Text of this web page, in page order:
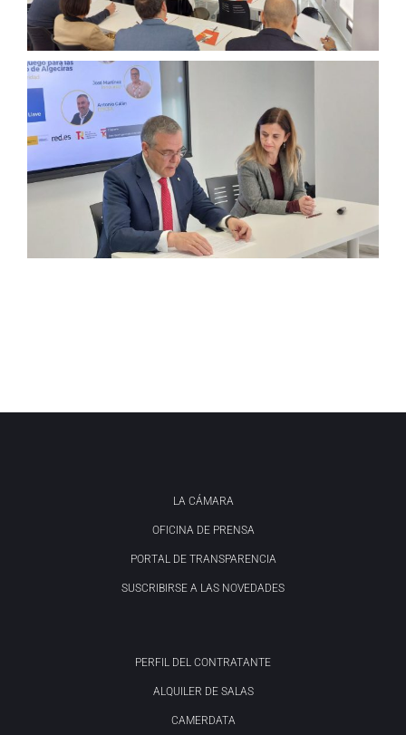
LA CÁMARA
OFICINA DE PRENSA
PORTAL DE TRANSPARENCIA
SUSCRIBIRSE A LAS NOVEDADES
PERFIL DEL CONTRATANTE
ALQUILER DE SALAS
CAMERDATA